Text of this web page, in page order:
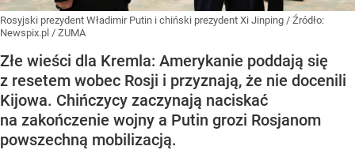
Rosyjski prezydent Władimir Putin i chiński prezydent Xi Jinping / Źródło:
Newspix.pl / ZUMA
Złe wieści dla Kremla: Amerykanie poddają się
z resetem wobec Rosji i przyznają, że nie docenili
Kijowa. Chińczycy zaczynają naciskać
na zakończenie wojny a Putin grozi Rosjanom
powszechną mobilizacją.